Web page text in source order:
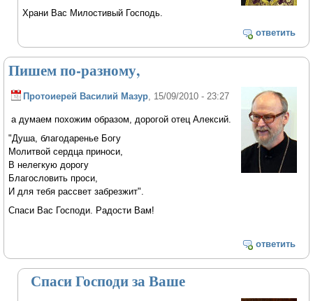
Храни Вас Милостивый Господь.
ответить
Пишем по-разному,
Протоиерей Василий Мазур, 15/09/2010 - 23:27
а думаем похожим образом, дорогой отец Алексий.
"Душа, благодаренье Богу
Молитвой сердца приноси,
В нелегкую дорогу
Благословить проси,
И для тебя рассвет забрезжит".
Спаси Вас Господи. Радости Вам!
ответить
Спаси Господи за Ваше